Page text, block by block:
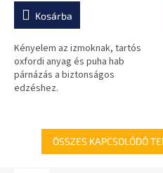
Kosárba
Kényelem az izmoknak, tartós
oxfordi anyag és puha hab
párnázás a biztonságos
edzéshez.
ÖSSZES KAPCSOLÓDÓ